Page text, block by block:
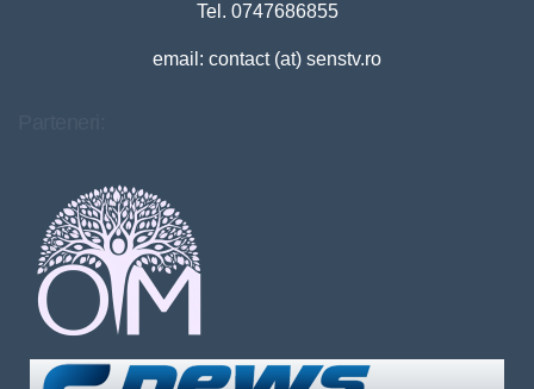
Tel. 0747686855
email: contact (at) senstv.ro